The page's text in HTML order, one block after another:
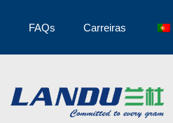
FAQs Carreiras